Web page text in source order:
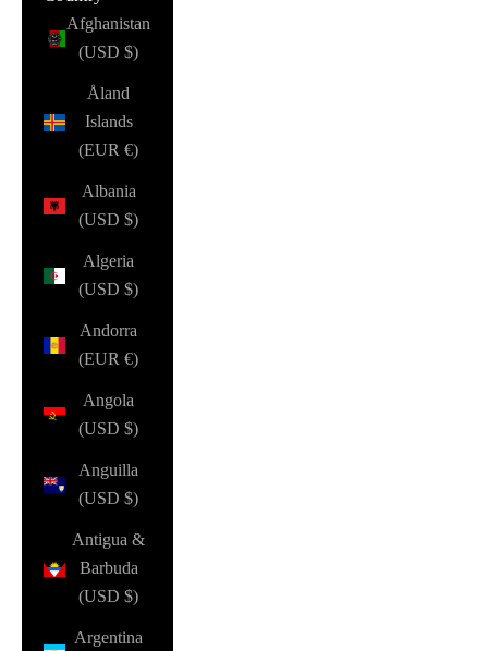
Afghanistan
(USD $)
Åland
Islands
(EUR €)
Albania
(USD $)
Algeria
(USD $)
Andorra
(EUR €)
Angola
(USD $)
Anguilla
(USD $)
Antigua &
Barbuda
(USD $)
Argentina